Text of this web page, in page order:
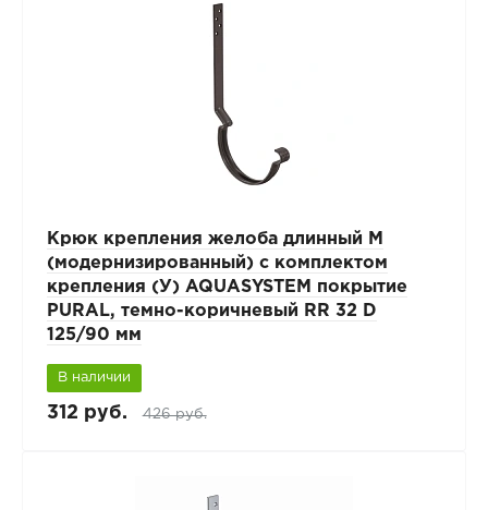
Крюк крепления желоба длинный М
(модернизированный) с комплектом
крепления (У) AQUASYSTEM покрытие
PURAL, темно-коричневый RR 32 D
125/90 мм
В наличии
312 руб. 426 руб.